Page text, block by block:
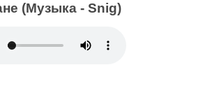
(Музыка - Snig)